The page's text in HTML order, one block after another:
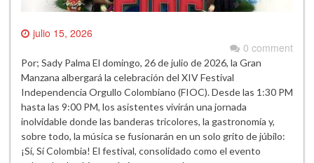
julio 15, 2026
0 comment
Por; Sady Palma El domingo, 26 de julio de 2026, la Gran
Manzana albergará la celebración del XIV Festival
Independencia Orgullo Colombiano (FIOC). Desde las 1:30 PM
hasta las 9:00 PM, los asistentes vivirán una jornada
inolvidable donde las banderas tricolores, la gastronomía y,
sobre todo, la música se fusionarán en un solo grito de júbilo:
¡Sí, Sí Colombia! El festival, consolidado como el evento